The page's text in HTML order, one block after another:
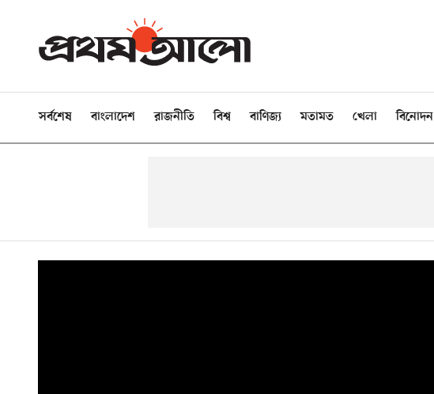
সর্বশেষ বাংলাদেশ রাজনীতি বিশ্ব বাণিজ্য মতামত খেলা বিনোদন